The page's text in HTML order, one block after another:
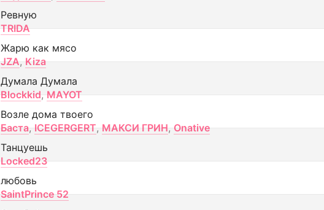
Ревную
TRIDA
Жарю как мясо
JZA, Kiza
Думала Думала
Blockkid, MAYOT
Возле дома твоего
Баста, ICEGERGERT, МАКСИ ГРИН, Onative
Танцуешь
Locked23
любовь
SaintPrince 52